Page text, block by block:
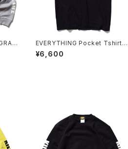
EVERYTHING Pocket Tshirts
<BLACK>
¥6,600